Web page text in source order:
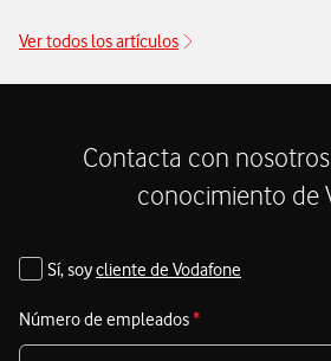
externos.
Ver todos los artículos
Contacta con
conocimiento de
Sí, soycliente de Vodafone
Número de empleados*